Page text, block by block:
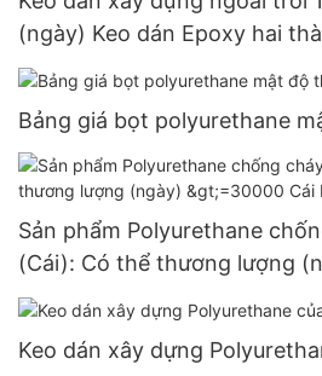
(ngày) Keo dán Epoxy hai
- Shuode
Bảng giá bọt polyurethane
Sản phẩm Polyurethane
(Cái): Có thể thương lượng
Nhà cung cấp US.7
Keo dán xây dựng